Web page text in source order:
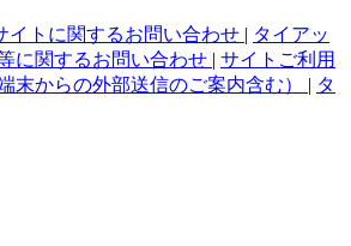
イトに関するお問い合わせ | タイアッ
に関するお問い合わせ | サイトご利用
末からの外部送信のご案内含む） | タ